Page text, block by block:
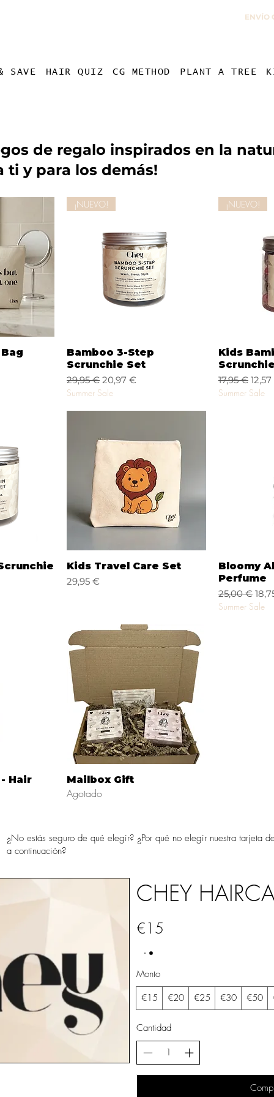
ENVÍO
SAVE HAIR QUIZ CG METHOD PLANT A TREE
de regalo inspirados en la
ti y para los demás!
Vista rápida
¡NUEVO!
Bamboo 3-Step
Scrunchie Set
Precio
29,95 € Precio de oferta
20,97 €
Summer Sale
¡NUEVO!
Kids
Precio
17,95 €
Summer Sale
Vista rápida
Kids Travel Care Set
Precio
29,95 €
Bloomy
Perfume
Precio
25,00 €
Summer Sale
Hair
Vista rápida
Mailbox Gift
Agotado
¿No estás seguro de qué elegir? ¿Por qué no elegir nuestra tarjeta
a continuación?
CHEY
€15
Monto
€15
€20 €25 €30 €50
Cantidad